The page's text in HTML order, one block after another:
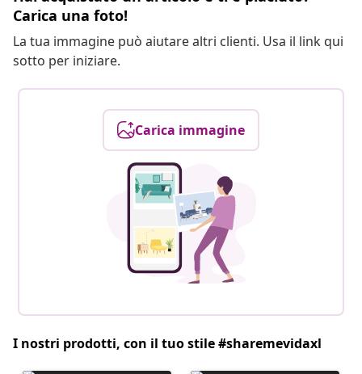
Carica una foto!
La tua immagine può aiutare altri clienti. Usa il link qui
sotto per iniziare.
Carica immagine
I nostri prodotti, con il tuo stile #sharemevidaxl